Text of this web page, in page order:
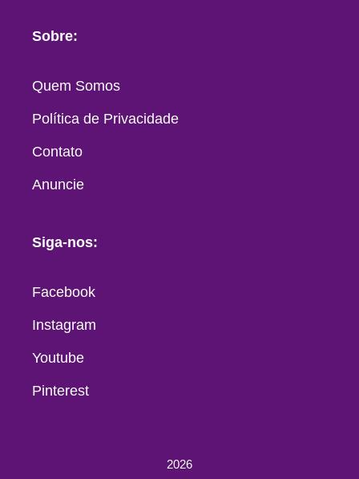
Sobre:
Quem Somos
Política de Privacidade
Contato
Anuncie
Siga-nos:
Facebook
Instagram
Youtube
Pinterest
2026